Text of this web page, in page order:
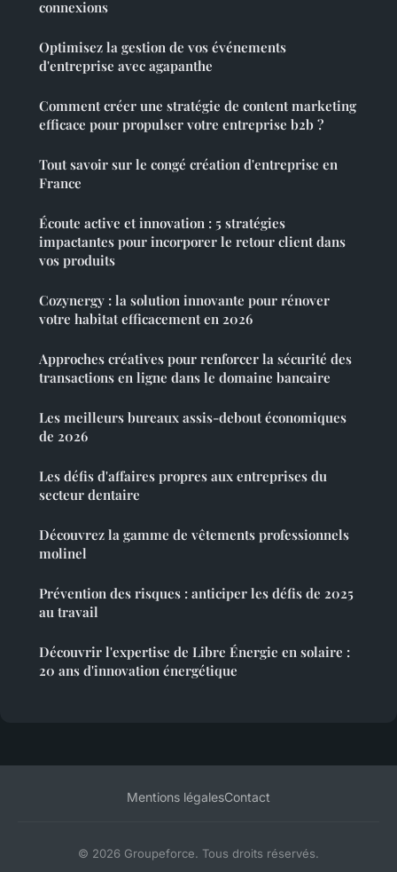
connexions
Optimisez la gestion de vos événements
d'entreprise avec agapanthe
Comment créer une stratégie de content marketing
efficace pour propulser votre entreprise b2b ?
Tout savoir sur le congé création d'entreprise en
France
Écoute active et innovation : 5 stratégies
impactantes pour incorporer le retour client dans
vos produits
Cozynergy : la solution innovante pour rénover
votre habitat efficacement en 2026
Approches créatives pour renforcer la sécurité des
transactions en ligne dans le domaine bancaire
Les meilleurs bureaux assis-debout économiques
de 2026
Les défis d'affaires propres aux entreprises du
secteur dentaire
Découvrez la gamme de vêtements professionnels
molinel
Prévention des risques : anticiper les défis de 2025
au travail
Découvrir l'expertise de Libre Énergie en solaire :
20 ans d'innovation énergétique
Mentions légalesContact
© 2026 Groupeforce. Tous droits réservés.